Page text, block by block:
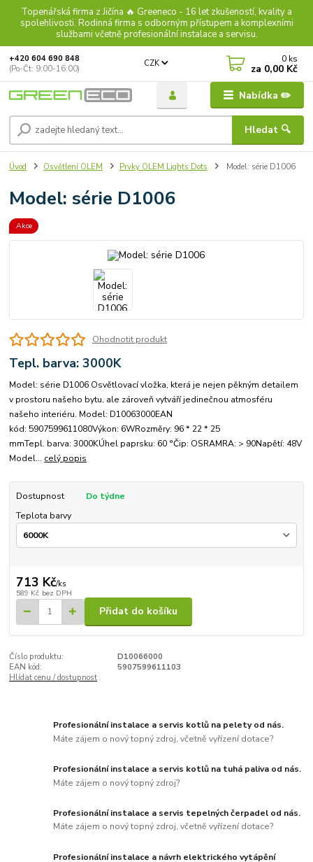
Topenářská firma z Jičína 🔥 Greeneco - 16 let zkušeností, kvality a
spolehlivosti. Rodinná firma s odborným přístupem a komplexními
službami včetně profesionální instalace a servisu.
Nabídka ✏️
CZK
Hledat 🔍
+420 604 690 848
(Po-Čt: 9:00-16:00)
0 ks
za 0,00 Kč
Úvod Osvětlení OLEM Prvky OLEM Lights Dots Model: série D1006
Model: série D1006
Akce
Ohodnotit produkt
Tepl. barva: 3000K
Model: série D1006 Osvětlovací vložka, která je nejen pěkným detailem
v prostoru našeho bytu, ale zároveň vytváří jedinečnou atmosféru
našeho interiéru. Model: D10063000EAN
kód: 5907599611080Výkon: 6WRozměry: 96 * 22 * ​​25
mmTepl. barva: 3000KÚhel paprsku: 60 °Čip: OSRAMRA: > 90Napětí: 48V
Model... celý popis
Dostupnost
Do týdne
Teplota barvy
713 Kč/ks
589 Kč bez DPH
Přidat do košíku
Číslo produktu:
D10066000
EAN kód:
5907599611103
Hlídat cenu / dostupnost
Profesionální instalace a servis kotlů na pelety od nás.
Máte zájem o nový topný zdroj, včetně vyřízení dotace?
Profesionální instalace a servis kotlů na tuhá paliva od nás.
Máte zájem o nový topný zdroj?
Profesionální instalace a servis tepelných čerpadel od nás.
Máte zájem o nový topný zdroj, včetně vyřízení dotace?
Profesionální instalace a návrh elektrického vytápění